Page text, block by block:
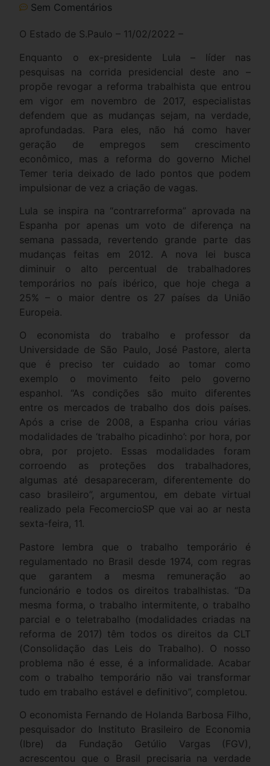
Sem Comentários
O Estado de S.Paulo – 11/02/2022 –
Enquanto o ex-presidente Lula – líder nas
pesquisas na corrida presidencial deste ano –
propõe revogar a reforma trabalhista que entrou
em vigor em novembro de 2017, especialistas
defendem que as mudanças sejam, na verdade,
aprofundadas. Para eles, não há como haver
geração de empregos sem crescimento
econômico, mas a reforma do governo Michel
Temer teria deixado de lado pontos que podem
impulsionar de vez a criação de vagas.
Lula se inspira na “contrarreforma” aprovada na
Espanha por apenas um voto de diferença na
semana passada, revertendo grande parte das
mudanças feitas em 2012. A nova lei busca
diminuir o alto percentual de trabalhadores
temporários no país ibérico, que hoje chega a
25% – o maior dentre os 27 países da União
Europeia.
O economista do trabalho e professor da
Universidade de São Paulo, José Pastore, alerta
que é preciso ter cuidado ao tomar como
exemplo o movimento feito pelo governo
espanhol. “As condições são muito diferentes
entre os mercados de trabalho dos dois países.
Após a crise de 2008, a Espanha criou várias
modalidades de ‘trabalho picadinho’: por hora, por
obra, por projeto. Essas modalidades foram
corroendo as proteções dos trabalhadores,
algumas até desapareceram, diferentemente do
caso brasileiro”, argumentou, em debate virtual
realizado pela FecomercioSP que vai ao ar nesta
sexta-feira, 11.
Pastore lembra que o trabalho temporário é
regulamentado no Brasil desde 1974, com regras
que garantem a mesma remuneração ao
funcionário e todos os direitos trabalhistas. “Da
mesma forma, o trabalho intermitente, o trabalho
parcial e o teletrabalho (modalidades criadas na
reforma de 2017) têm todos os direitos da CLT
(Consolidação das Leis do Trabalho). O nosso
problema não é esse, é a informalidade. Acabar
com o trabalho temporário não vai transformar
tudo em trabalho estável e definitivo”, completou.
O economista Fernando de Holanda Barbosa Filho,
pesquisador do Instituto Brasileiro de Economia
(Ibre) da Fundação Getúlio Vargas (FGV),
acrescentou que o Brasil precisaria na verdade